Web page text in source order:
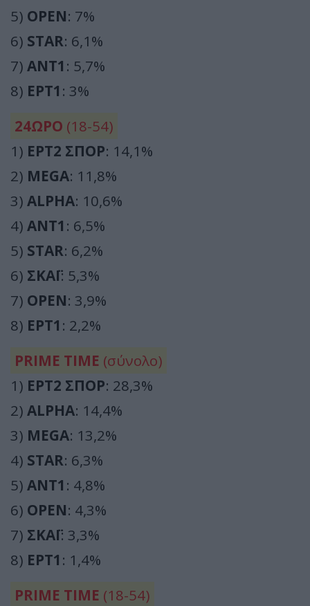
5) OPEN: 7%
6) STAR: 6,1%
7) ΑΝΤ1 : 5,7%
8) ΕΡΤ1 : 3%
24ΩΡΟ (18-54)
1) ΕΡΤ2 ΣΠΟΡ: 14,1%
2) MEGA: 11,8%
3) ALPHA: 10,6%
4) ΑΝΤ1 : 6,5%
5) STAR: 6,2%
6) ΣΚΑΪ: 5,3%
7) OPEN: 3,9%
8) ΕΡΤ1 : 2,2%
PRIME TIME (σύνολο)
1) ΕΡΤ2 ΣΠΟΡ: 28,3%
2) ALPHA: 14,4%
3) MEGA: 13,2%
4) STAR: 6,3%
5) ΑΝΤ1 : 4,8%
6) OPEN: 4,3%
7) ΣΚΑΪ: 3,3%
8) ΕΡΤ1 : 1,4%
PRIME TIME (18-54)